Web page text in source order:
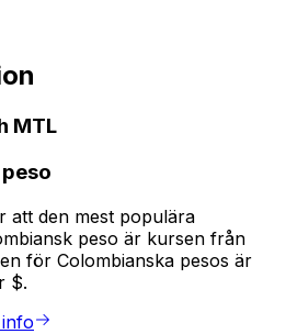
MTL
att den mest populära
peso är kursen från
för Colombianska pesos är
$.